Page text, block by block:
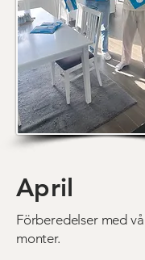
April
Förberedelser med
monter.